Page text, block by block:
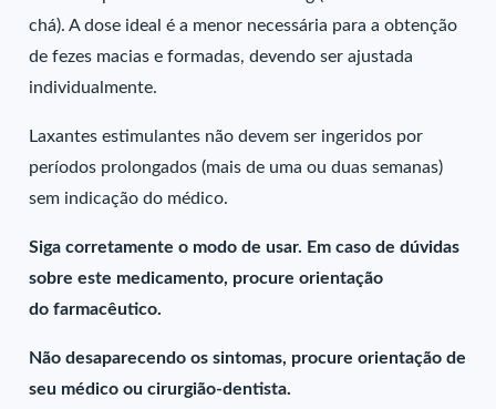
chá). A dose ideal é a menor necessária para a obtenção
de fezes macias e formadas, devendo ser ajustada
individualmente.
Laxantes estimulantes não devem ser ingeridos por
períodos prolongados (mais de uma ou duas semanas)
sem indicação do médico.
Siga corretamente o modo de usar. Em caso de dúvidas
sobre este medicamento, procure orientação
do farmacêutico.
Não desaparecendo os sintomas, procure orientação de
seu médico ou cirurgião-dentista.